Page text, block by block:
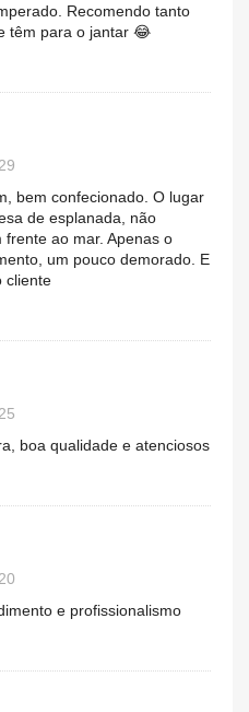
Recomendo tanto
têm para o jantar 😂
bem confecionado. O lugar
de esplanada, não
frente ao mar. Apenas o
um pouco demorado. E
cliente
boa qualidade e atenciosos
e profissionalismo